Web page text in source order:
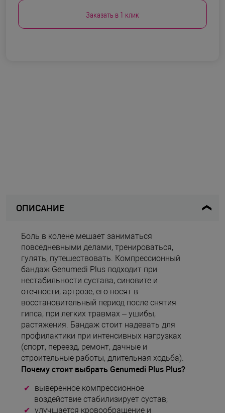
Заказать в 1 клик
ОПИСАНИЕ
Боль в колене мешает заниматься
повседневными делами, тренироваться,
гулять, путешествовать. Компрессионный
бандаж Genumedi Plus подходит при
нестабильности сустава, синовите и
отечности, артрозе, его носят в
восстановительный период после снятия
гипса, при легких травмах – ушибы,
растяжения. Бандаж стоит надевать для
профилактики при интенсивных нагрузках
(спорт, переезд, ремонт, дачные и
строительные работы, длительная ходьба).
Почему стоит выбрать Genumedi Plus Plus?
выверенное компрессионное
воздействие стабилизирует сустав;
улучшается кровообращение и